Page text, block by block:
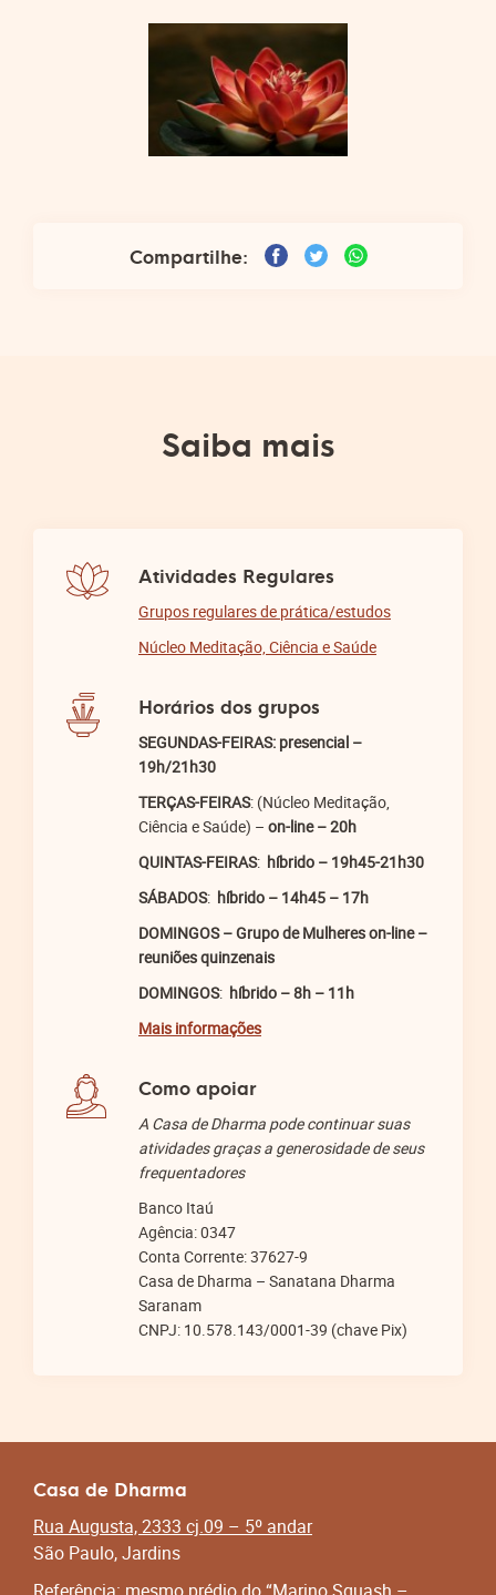
Compartilhe:
Saiba mais
Atividades Regulares
Grupos regulares de prática/estudos
Núcleo Meditação, Ciência e Saúde
Horários dos grupos
SEGUNDAS-FEIRAS: presencial –
19h/21h30
TERÇAS-FEIRAS: (Núcleo Meditação,
Ciência e Saúde) – on-line – 20h
QUINTAS-FEIRAS: híbrido – 19h45-21h30
SÁBADOS: híbrido – 14h45 – 17h
DOMINGOS – Grupo de Mulhereson-line –
reuniões quinzenais
DOMINGOS: híbrido – 8h – 11h
Mais informações
Como apoiar
A Casa de Dharma pode continuar suas
atividades graças a generosidade de seus
frequentadores
Banco Itaú
Agência: 0347
Conta Corrente: 37627-9
Casa de Dharma – Sanatana Dharma
Saranam
CNPJ: 10.578.143/0001-39 (chave Pix)
Casa de Dharma
Rua Augusta, 2333 cj.09 – 5º andar
São Paulo, Jardins